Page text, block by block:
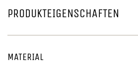
PRODUKTEIGENSCHAFTEN
MATERIAL